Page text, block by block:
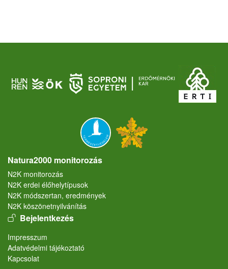
Natura2000 monitorozás
N2K monitorozás
N2K erdei élőhelytípusok
N2K módszertan, eredmények
N2K köszönetnyilvánítás
User account menu
Bejelentkezés
Lábléc
Impresszum
Adatvédelmi tájékoztató
Kapcsolat